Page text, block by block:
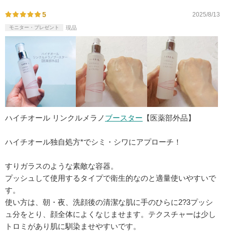
5 2025/8/13
モニター・プレゼント 現品
ハイチオール リンクルメラノ ブースター 【医薬部外品】
ハイチオール独自処方*でシミ・シワにアプローチ！
すりガラスのような素敵な容器。
プッシュして使用するタイプで衛生的なのと適量使いやすいで
す。
使い方は、朝・夜、洗顔後の清潔な肌に手のひらに2?3プッシ
ュ分をとり、顔全体によくなじませます。テクスチャーは少し
トロミがあり肌に馴染ませやすいです。